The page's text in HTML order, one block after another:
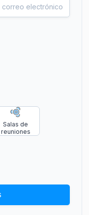
Salas de
reuniones